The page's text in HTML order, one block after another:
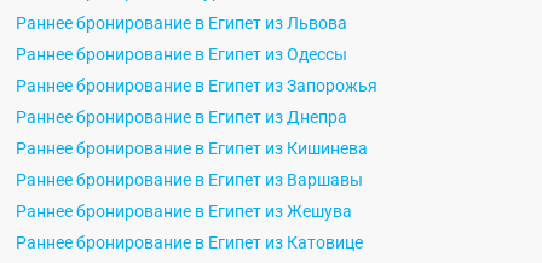
Раннее бронирование в Египет из Львова
Раннее бронирование в Египет из Одессы
Раннее бронирование в Египет из Запорожья
Раннее бронирование в Египет из Днепра
Раннее бронирование в Египет из Кишинева
Раннее бронирование в Египет из Варшавы
Раннее бронирование в Египет из Жешува
Раннее бронирование в Египет из Катовице